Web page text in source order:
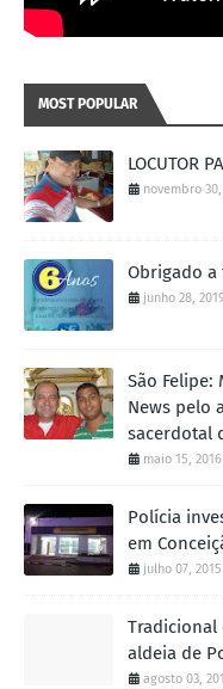
MOST POPULAR
LOCUTOR
novembro 30,
Obrigado a
junho 28, 2019
São Felipe:
News pelo
sacerdotal
maio 15, 2016
Polícia
em
julho 07, 2015
Tradicional
aldeia de
agosto 03,